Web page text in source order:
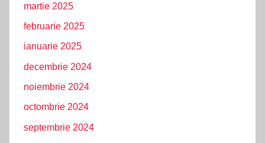
martie 2025
februarie 2025
ianuarie 2025
decembrie 2024
noiembrie 2024
octombrie 2024
septembrie 2024